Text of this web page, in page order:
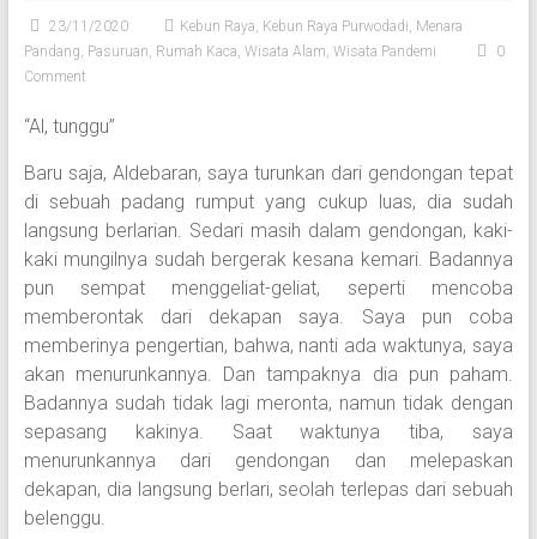
23/11/2020 Kebun Raya, Kebun Raya Purwodadi, Menara
Pandang, Pasuruan, Rumah Kaca, Wisata Alam, Wisata Pandemi
0
Comment
“Al, tunggu”
Baru saja, Aldebaran, saya turunkan dari gendongan tepat
di sebuah padang rumput yang cukup luas, dia sudah
langsung berlarian. Sedari masih dalam gendongan, kaki-
kaki mungilnya sudah bergerak kesana kemari. Badannya
pun sempat menggeliat-geliat, seperti mencoba
memberontak dari dekapan saya. Saya pun coba
memberinya pengertian, bahwa, nanti ada waktunya, saya
akan menurunkannya. Dan tampaknya dia pun paham.
Badannya sudah tidak lagi meronta, namun tidak dengan
sepasang kakinya. Saat waktunya tiba, saya
menurunkannya dari gendongan dan melepaskan
dekapan, dia langsung berlari, seolah terlepas dari sebuah
belenggu.